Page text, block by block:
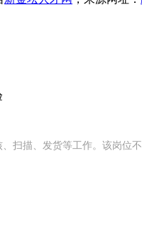
、扫描、发货等工作。该岗